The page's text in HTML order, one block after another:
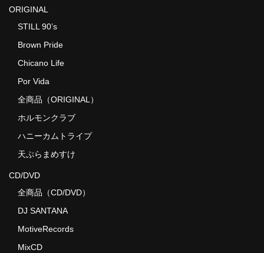
ORIGINAL
STILL 90’s
Brown Pride
Chicano Life
Por Vida
全商品（ORIGINAL）
ホルモンクラブ
ハニーカムトライプ
天ぷらまめすけ
CD/DVD
全商品（CD/DVD）
DJ SANTANA
MotiveRecords
MixCD